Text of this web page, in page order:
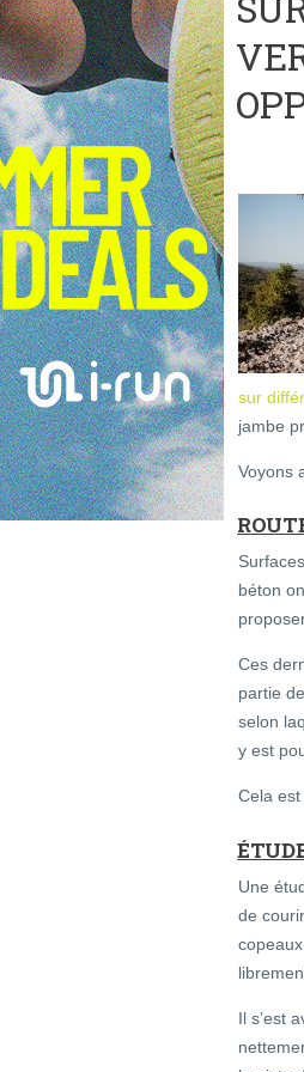
sur
jambe
Voyons
béton
Ces
partie
selon
y est
Cela est
Une
de
Il s’est